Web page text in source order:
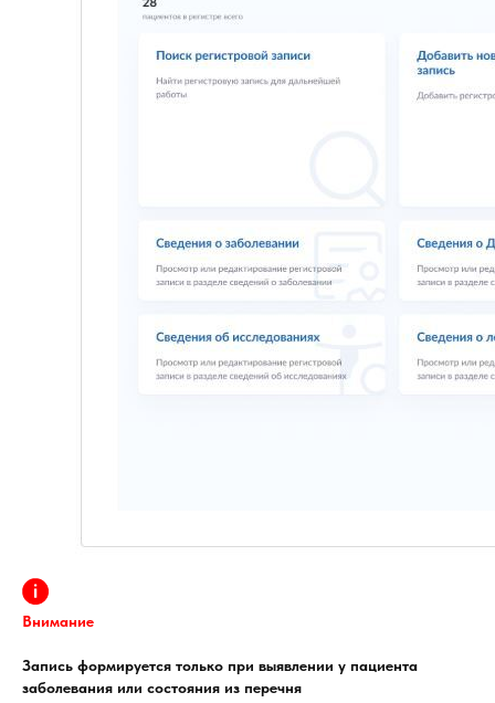
Внимание
Запись формируется только при выявлении у пациента
заболевания или состояния из перечня